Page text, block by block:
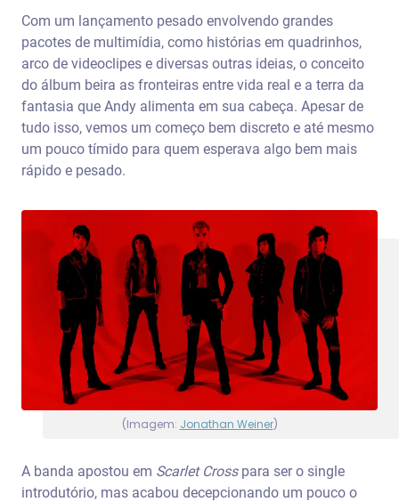
Com um lançamento pesado envolvendo grandes
pacotes de multimídia, como histórias em quadrinhos,
arco de videoclipes e diversas outras ideias, o conceito
do álbum beira as fronteiras entre vida real e a terra da
fantasia que Andy alimenta em sua cabeça. Apesar de
tudo isso, vemos um começo bem discreto e até mesmo
um pouco tímido para quem esperava algo bem mais
rápido e pesado.
(Imagem: Jonathan Weiner)
A banda apostou em Scarlet Crosspara ser o single
introdutório, mas acabou decepcionando um pouco o